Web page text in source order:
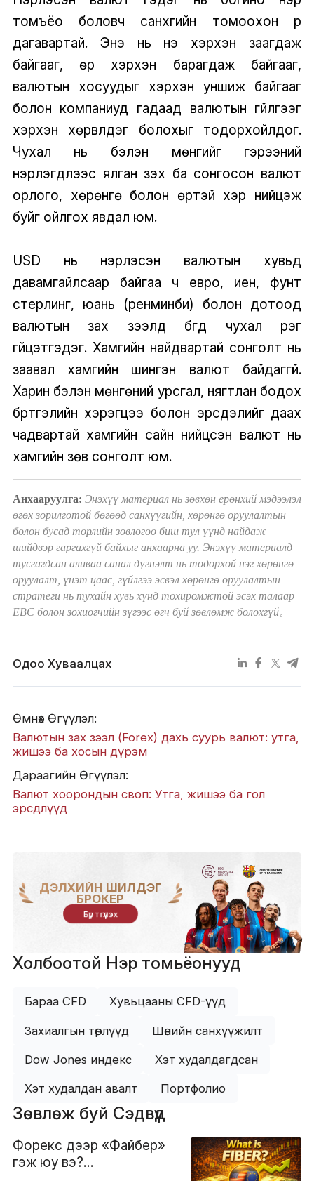
томъёо боловч санхүүгийн томоохон үр
дагавартай. Энэ нь үнэ хэрхэн заагдаж
байгааг, өр хэрхэн барагдаж байгааг,
валютын хосуудыг хэрхэн уншиж байгааг
болон компаниуд гадаад валютын гүйлгээг
хэрхэн хөрвүүлдэг болохыг тодорхойлдог.
Чухал нь бэлэн мөнгийг гэрээний
нэрлэгдлээс ялган үзэх ба сонгосон валют
орлого, хөрөнгө болон өртэй хэр нийцэж
буйг ойлгох явдал юм.
USD нь нэрлэсэн валютын хувьд
давамгайлсаар байгаа ч евро, иен, фунт
стерлинг, юань (ренминби) болон дотоод
валютын зах зээлүүд бүгд чухал үүрэг
гүйцэтгэдэг. Хамгийн найдвартай сонголт нь
заавал хамгийн шингэн валют байдаггүй.
Харин бэлэн мөнгөний урсгал, нягтлан бодох
бүртгэлийн хэрэгцээ болон эрсдэлийг даах
чадвартай хамгийн сайн нийцсэн валют нь
хамгийн зөв сонголт юм.
Анхааруулга: Энэхүү материал нь зөвхөн ерөнхий мэдээлэл
өгөх зорилготой бөгөөд санхүүгийн, хөрөнгө оруулалтын
болон бусад төрлийн зөвлөгөө биш тул үүнд найдаж
шийдвэр гаргахгүй байхыг анхаарна уу. Энэхүү материалд
тусгагдсан аливаа санал дүгнэлт нь тодорхой нэг хөрөнгө
оруулалт, үнэт цаас, гүйлгээ эсвэл хөрөнгө оруулалтын
стратеги нь тухайн хувь хүнд тохиромжтой эсэх талаар
EBC болон зохиогчийн зүгээс өгч буй зөвлөмж болохгүй。
Одоо Хуваалцах
Өмнөх Өгүүлэл:
Валютын зах зээл (Forex) дахь суурь валют: утга,
жишээ ба хосын дүрэм
Дараагийн Өгүүлэл:
Валют хоорондын своп: Утга, жишээ ба гол
эрсдлүүд
ДЭЛХИЙН ШИЛДЭГ
БРОКЕР
Бүртгүүлэх
Холбоотой Нэр томьёонууд
Бараа CFD Хувьцааны CFD-үүд
Захиалгын төрлүүд Шөнийн санхүүжилт
Dow Jones индекс Хэт худалдагдсан
Хэт худалдан авалт Портфолио
Зөвлөж буй Сэдвүүд
Форекс дээр «Файбер»
гэж юу вэ?